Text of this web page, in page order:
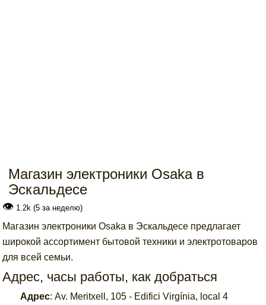
Магазин электроники Osaka в
Эскальдесе
👁 1.2k (5 за неделю)
Магазин электроники Osaka в Эскальдесе предлагает
широкой ассортимент бытовой техники и электротоваров
для всей семьи.
Адрес, часы работы, как добраться
Адрес:Av. Meritxell, 105 - Edifici Virgínia, local 4